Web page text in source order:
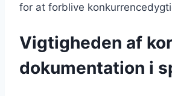
for at forblive
Vigtigheden af
dokumentation i